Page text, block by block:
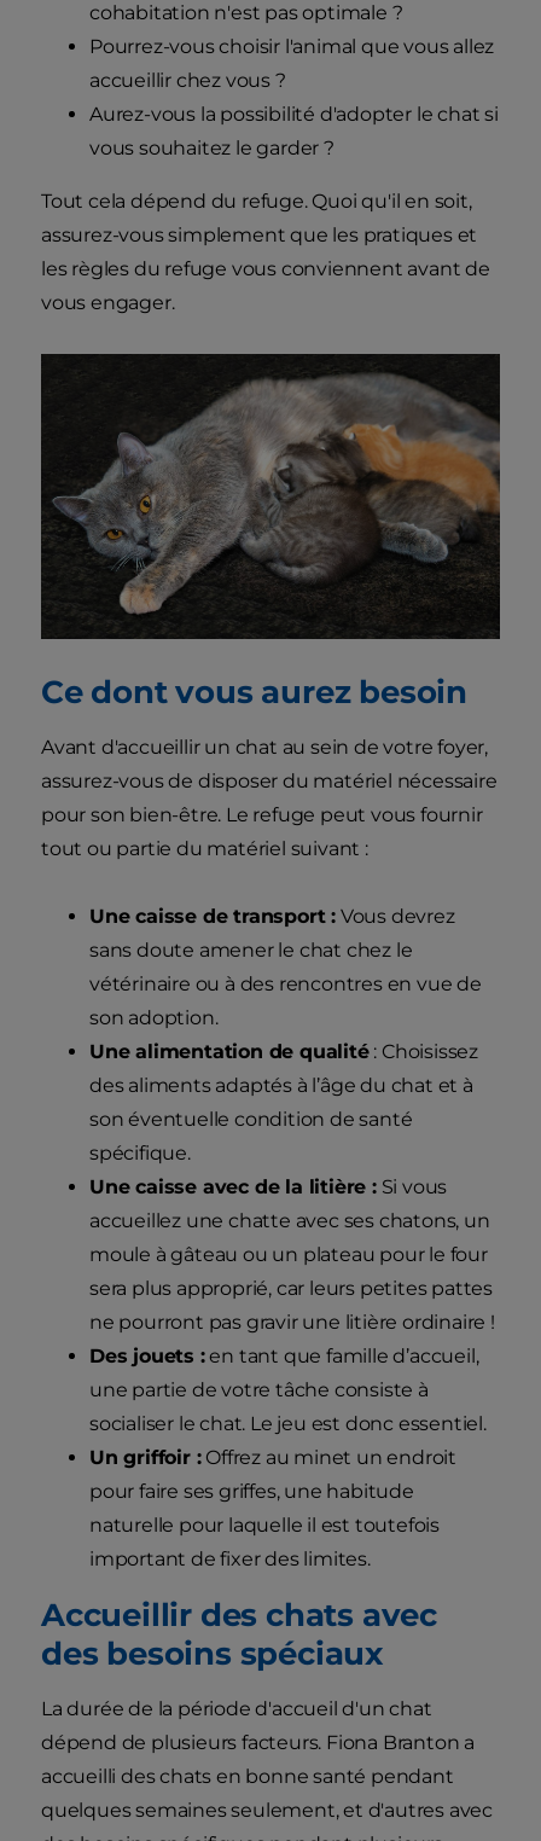
cohabitation n'est pas optimale ?
Pourrez-vous choisir l'animal que vous allez
accueillir chez vous ?
Aurez-vous la possibilité d'adopter le chat si
vous souhaitez le garder ?
Tout cela dépend du refuge. Quoi qu'il en soit,
assurez-vous simplement que les pratiques et
les règles du refuge vous conviennent avant de
vous engager.
Ce dont vous aurez besoin
Avant d'accueillir un chat au sein de votre foyer,
assurez-vous de disposer du matériel nécessaire
pour son bien-être. Le refuge peut vous fournir
tout ou partie du matériel suivant :
Une caisse de transport : Vous devrez
sans doute amener le chat chez le
vétérinaire ou à des rencontres en vue de
son adoption.
Une alimentation de qualité: Choisissez
des aliments adaptés à l’âge du chat et à
son éventuelle condition de santé
spécifique.
Une caisse avec de la litière :Si vous
accueillez une chatte avec ses chatons, un
moule à gâteau ou un plateau pour le four
sera plus approprié, car leurs petites pattes
ne pourront pas gravir une litière ordinaire !
Des jouets :en tant que famille d’accueil,
une partie de votre tâche consiste à
socialiser le chat. Le jeu est donc essentiel.
Un griffoir :Offrez au minet un endroit
pour faire ses griffes, une habitude
naturelle pour laquelle il est toutefois
important de fixer des limites.
Accueillir des chats avec
des besoins spéciaux
La durée de la période d'accueil d'un chat
dépend de plusieurs facteurs. Fiona Branton a
accueilli des chats en bonne santé pendant
quelques semaines seulement, et d'autres avec